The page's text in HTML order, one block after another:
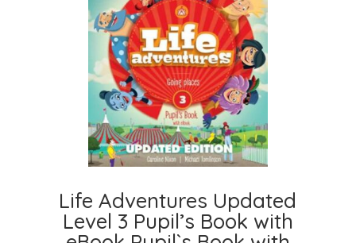
Life Adventures Updated
Level 3 Pupil’s Book with